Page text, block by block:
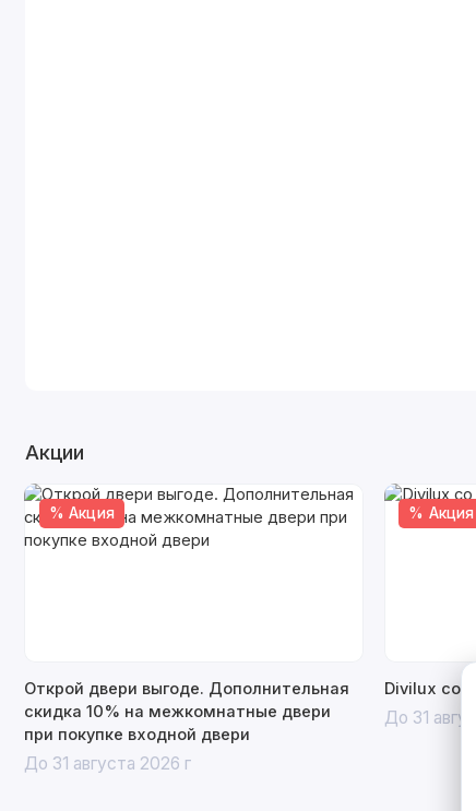
Акции
% Акция
Открой двери выгоде. Дополнительная
скидка 10% на межкомнатные двери
при покупке входной двери
До 31 августа 2026 г
% Акция
Divilux со
До 31